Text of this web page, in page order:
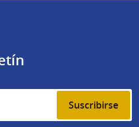
Suscribirse